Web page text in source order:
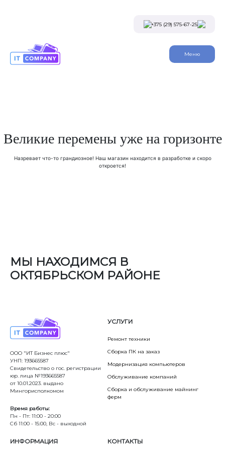
+375 (29) 575-67-25
Меню
Великие перемены уже на горизонте
Назревает что-то грандиозное! Наш магазин находится в разработке и скоро
откроется!
МЫ НАХОДИМСЯ В
ОКТЯБРЬСКОМ РАЙОНЕ
ООО "ИТ Бизнес плюс"
УНП: 193665587
Свидетельство о гос. регистрации
юр. лица №193665587
от 10.01.2023. выдано
Мингорисполкомом
Время работы:
Пн - Пт: 11:00 - 20:00
Сб 11:00 - 15:00, Вс - выходной
УСЛУГИ
Ремонт техники
Сборка ПК на заказ
Модернизация компьютеров
Обслуживание компаний
Сборка и обслуживание майнинг
ферм
ИНФОРМАЦИЯ КОНТАКТЫ